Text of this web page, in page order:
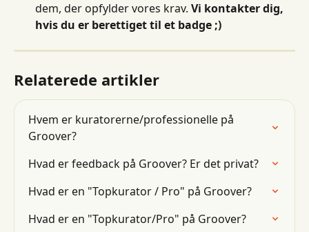
dem, der opfylder vores krav. Vi kontakter dig,
hvis du er berettiget til et badge ;)
Relaterede artikler
Hvem er kuratorerne/professionelle på
Groover?
Hvad er feedback på Groover? Er det privat?
Hvad er en "Topkurator / Pro" på Groover?
Hvad er en "Topkurator/Pro" på Groover?